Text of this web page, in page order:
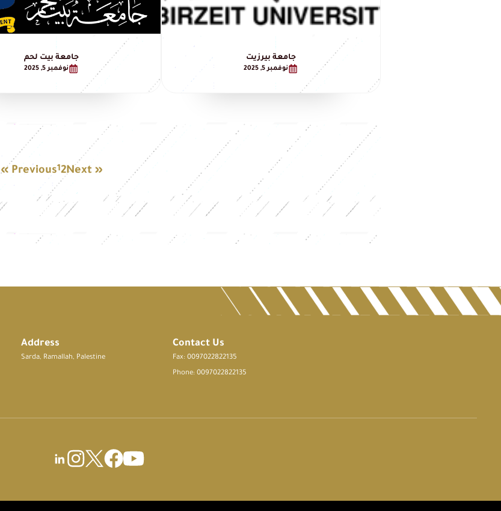
جامعة بيت لحم
نوفمبر 5, 2025
جامعة بيرزيت
نوفمبر 5, 2025
« Previous12Next »
Address
Sarda, Ramallah, Palestine
Contact Us
Fax: 0097022822135
Phone: 0097022822135